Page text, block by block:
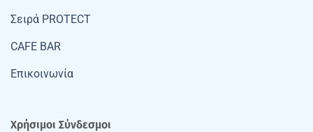
Σειρά PROTECT
CAFE BAR
Επικοινωνία
Χρήσιμοι Σύνδεσμοι